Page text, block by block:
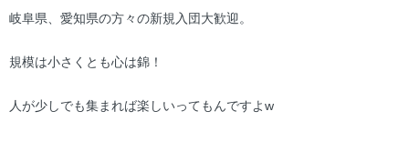
岐阜県、愛知県の方々の新規入団大歓迎。
規模は小さくとも心は錦！
人が少しでも集まれば楽しいってもんですよw